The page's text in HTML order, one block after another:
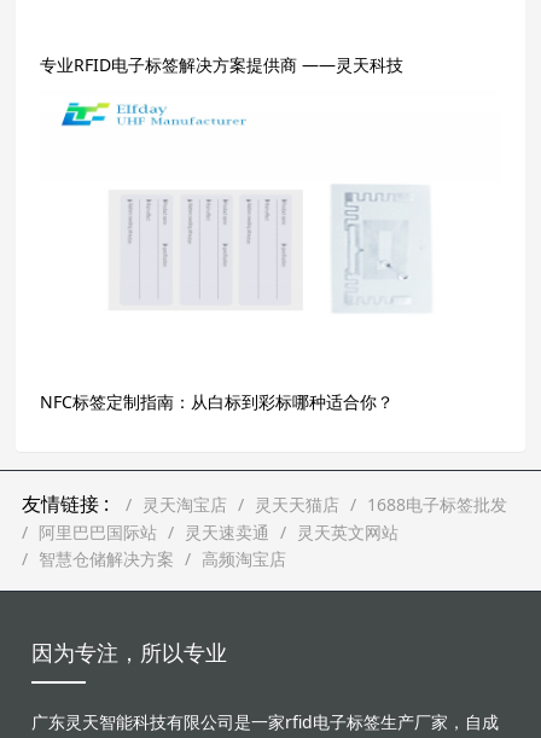
专业RFID电子标签解决方案提供商 ——灵天科技
NFC标签定制指南：从白标到彩标哪种适合你？
友情链接 : 灵天淘宝店 灵天天猫店
1688电子标签批发
阿里巴巴国际站
灵天速卖通
灵天英文网站
智慧仓储解决方案
高频淘宝店
因为专注，所以专业
广东灵天智能科技有限公司是一家rfid电子标签生产厂家，自成